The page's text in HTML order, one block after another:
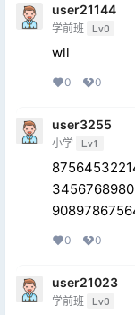
user21144
学前班 Lv0
wll
0 0
user3255
小学 Lv1
0 0
user21023
学前班 Lv0